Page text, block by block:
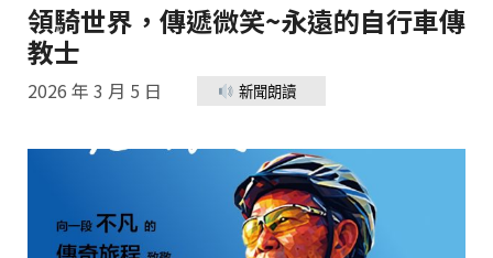
領騎世界，傳遞微笑~永遠的自行車傳
教士
2026 年 3 月 5 日 新聞朗讀